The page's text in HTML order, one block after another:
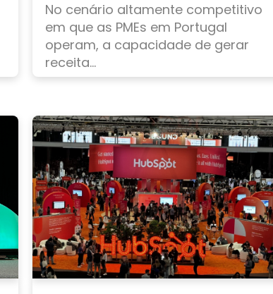
No cenário altamente competitivo
em que as PMEs em Portugal
operam, a capacidade de gerar
receita...